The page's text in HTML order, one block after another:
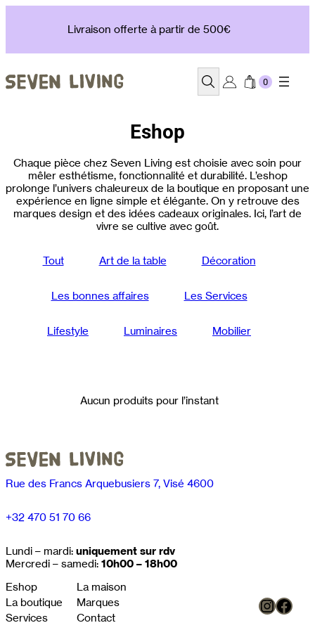
Livraison offerte à partir de 500€
Recherche
Eshop
Chaque pièce chez Seven Living est choisie avec soin pour
mêler esthétisme, fonctionnalité et durabilité. L’eshop
prolonge l’univers chaleureux de la boutique en proposant une
expérience en ligne simple et élégante. On y retrouve des
marques design et des idées cadeaux originales. Ici, l’art de
vivre se cultive avec goût.
Tout Art de la table Décoration
Les bonnes affaires Les Services
Lifestyle Luminaires Mobilier
Aucun produits pour l’instant
Rue des Francs Arquebusiers 7, Visé 4600
+32 470 51 70 66
Lundi – mardi: uniquement sur rdv
Mercredi – samedi: 10h00 – 18h00
Eshop
La boutique
Services
La maison
Marques
Contact